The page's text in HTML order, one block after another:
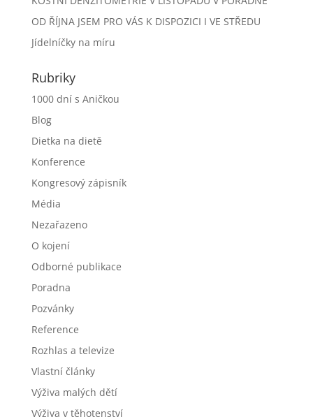
OD ŘÍJNA JSEM PRO VÁS K DISPOZICI I VE STŘEDU
Jídelníčky na míru
Rubriky
1000 dní s Aničkou
Blog
Dietka na dietě
Konference
Kongresový zápisník
Média
Nezařazeno
O kojení
Odborné publikace
Poradna
Pozvánky
Reference
Rozhlas a televize
Vlastní články
Výživa malých dětí
Výživa v těhotenství